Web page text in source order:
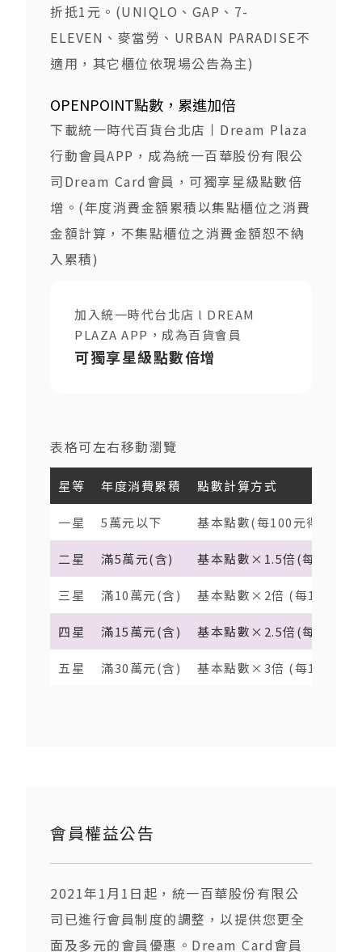
折抵1元。(UNIQLO、GAP、7-
ELEVEN、麥當勞、URBAN PARADISE不
適用，其它櫃位依現場公告為主)
OPENPOINT點數，累進加倍
下載統一時代百貨台北店丨Dream Plaza
行動會員APP，成為統一百華股份有限公
司Dream Card會員，可獨享星級點數倍
增。(年度消費金額累積以集點櫃位之消費
金額計算，不集點櫃位之消費金額恕不納
入累積)
加入統一時代台北店 l DREAM
PLAZA APP，成為百貨會員
可獨享星級點數倍增
表格可左右移動瀏覽
星等 年度消費累積 點數計算方式
一星 5萬元以下 基本點數(每100元得0.33
二星 滿5萬元(含) 基本點數×1.5倍(每100元
三星 滿10萬元(含) 基本點數×2倍 (每100元得
四星 滿15萬元(含) 基本點數×2.5倍(每100元
五星 滿30萬元(含) 基本點數×3倍 (每100元得
會員權益公告
2021年1月1日起，統一百華股份有限公
司已進行會員制度的調整，以提供您更全
面及多元的會員優惠。Dream Card會員